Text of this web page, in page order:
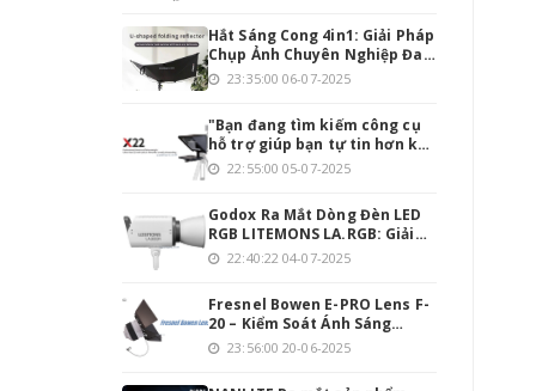
Hắt Sáng Cong 4in1: Giải Pháp
Chụp Ảnh Chuyên Nghiệp Đa
Năng23:35:00 06-07-2025
"Bạn đang tìm kiếm công cụ
hỗ trợ giúp bạn tự tin hơn khi
thuyết trình hoặc quay
Professionnel 22 Inch chính
là giải pháp hoàn hảo cho
bạn!
22:55:00 05-07-2025
Godox Ra Mắt Dòng Đèn LED
RGB LITEMONS LA.RGB: Giải
Pháp Chiếu Sáng Toàn Diện
22:40:22 04-07-2025
Fresnel Bowen E-PRO Lens F-
20 – Kiểm Soát Ánh Sáng
Chính Xác, Tối Ưu Hóa Quay
23:56:00 20-06-2025